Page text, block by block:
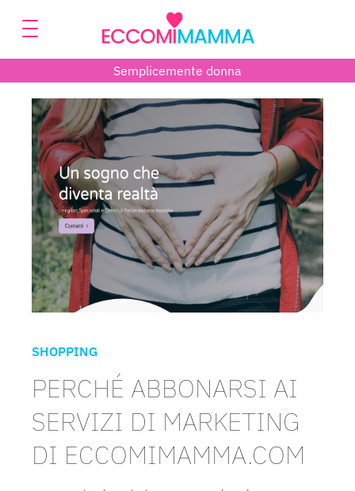
Semplicemente donna
SHOPPING
PERCHÉ ABBONARSI AI
SERVIZI DI MARKETING
DI ECCOMIMAMMA.COM